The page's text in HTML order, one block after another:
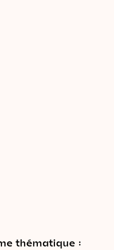
thématique :